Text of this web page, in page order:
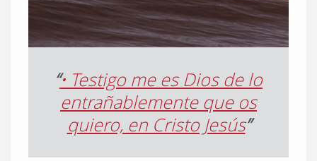
“• Testigo me es Dios de lo
entrañablemente que os
quiero, en Cristo Jesús”